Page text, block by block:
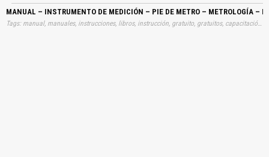
MANUAL – INSTRUMENTO DE MEDICIÓN – PIE DE METRO – METROLOGÍA –
Tags: manual, manuales, instrucciones, libros, instrucción, gratuito, gratuitos, capacitación, entrenamiento, capacitaciones, información, datos, gratis, descargar, instrumentos, pies, metros, metrologías, metrologias, diametros, presiciones, caracteristicas, descargas, automotrices